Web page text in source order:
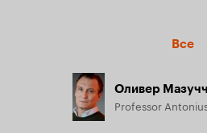
Все
Оливер
Professor